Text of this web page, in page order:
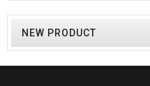
NEW PRODUCT